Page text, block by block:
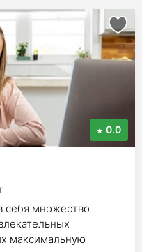
0.0
себя множество
максимальную